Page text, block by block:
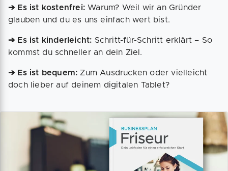
➔ Es ist kostenfrei:Warum? Weil wir an Gründer
glauben und du es uns einfach wert bist.
➔ Es ist kinderleicht: Schritt-für-Schritt erklärt – So
kommst du schneller an dein Ziel.
➔ Es ist bequem: Zum Ausdrucken oder vielleicht
doch lieber auf deinem digitalen Tablet?